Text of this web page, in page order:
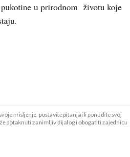
u prirodnom životu koje
mišljenje, postavite pitanja ili ponudite svoj
potaknuti zanimljiv dijalog i obogatiti zajednicu